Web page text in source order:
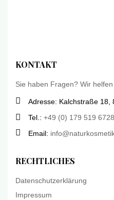
KONTAKT
Sie haben Fragen? Wir
Adresse: Kalchstraße 18,
Tel.: +49 (0) 179 519 6728
Email:
RECHTLICHES
Datenschutzerklärung
Impressum